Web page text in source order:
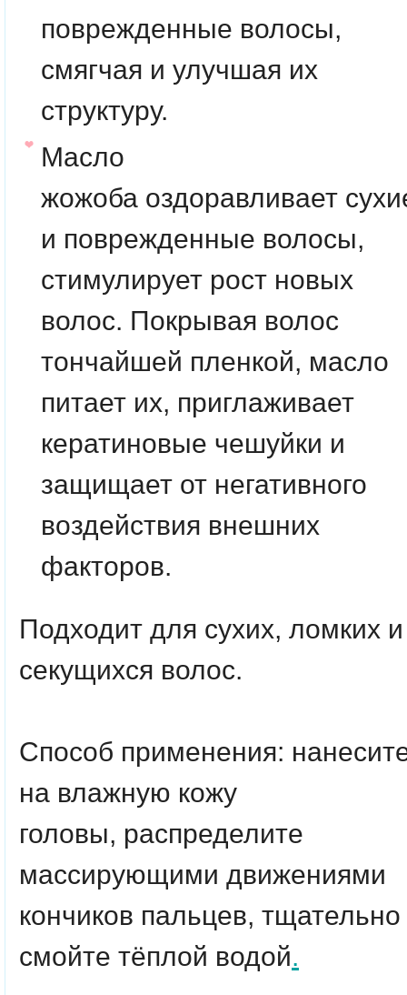
поврежденные волосы,
смягчая и улучшая их
структуру.
Масло
жожоба оздоравливает
и поврежденные волосы,
стимулирует рост новых
волос. Покрывая волос
тончайшей пленкой, масло
питает их, приглаживает
кератиновые чешуйки и
защищает от негативного
воздействия внешних
факторов.
Подходит для сухих, ломких и
секущихся волос.
Способ применения:
на влажную кожу
головы, распределите
массирующими движениями
кончиков пальцев, тщательно
смойте тёплой водой.